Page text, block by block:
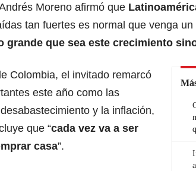
Moreno afirmó que
tan fuertes es normal que venga
grande que sea este crecimiento
Colombia, el invitado remarcó
este año como las
y la inflación,
que “cada vez va a ser
casa”.